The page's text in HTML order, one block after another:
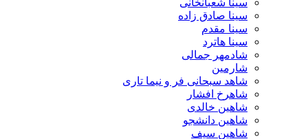
سینا شعبانخانی
سینا صادق زاده
سینا مقدم
سینا هاترد
شادمهر جمالی
شارمین
شاهد سبحانی فر و نیما تاری
شاهرخ افشار
شاهین خالدی
شاهین دانشجو
شاهین سیف